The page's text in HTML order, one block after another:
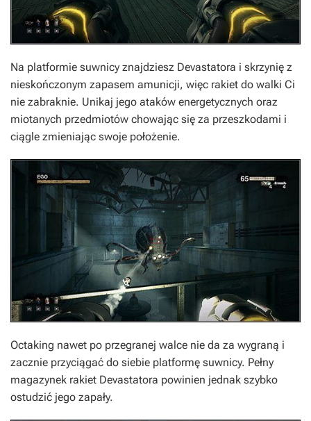
Na platformie suwnicy znajdziesz Devastatora i skrzynię z
nieskończonym zapasem amunicji, więc rakiet do walki Ci
nie zabraknie. Unikaj jego ataków energetycznych oraz
miotanych przedmiotów chowając się za przeszkodami i
ciągle zmieniając swoje położenie.
Octaking nawet po przegranej walce nie da za wygraną i
zacznie przyciągać do siebie platformę suwnicy. Pełny
magazynek rakiet Devastatora powinien jednak szybko
ostudzić jego zapały.